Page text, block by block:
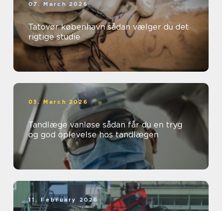
07. March 2026
Tatovør københavn sådan vælger du det
rigtige studie
03. March 2026
Tandlæge vanløse sådan får du en tryg
og god oplevelse hos tandlægen
11. February 2026